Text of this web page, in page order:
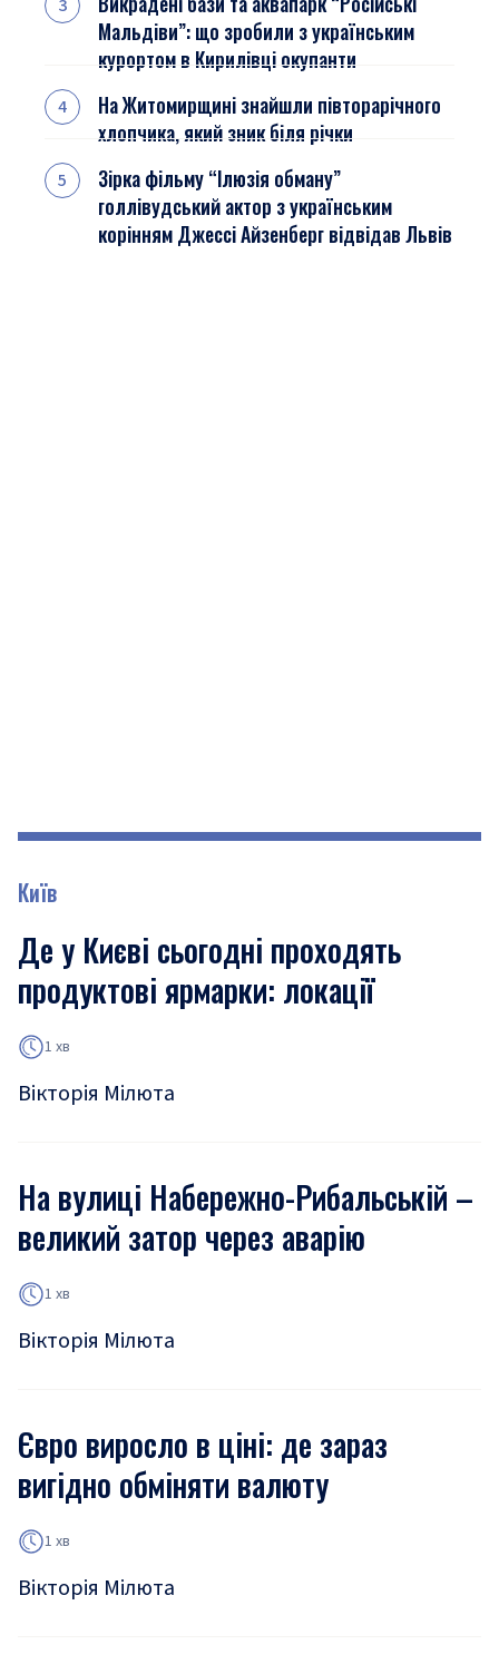
Мальдіви”: що зробили з українським
курортом в Кирилівці окупанти
На Житомирщині знайшли півторарічного
хлопчика, який зник біля річки
Зірка фільму “Ілюзія обману”
голлівудський актор з українським
корінням Джессі Айзенберг відвідав Львів
Київ
Де у Києві сьогодні проходять
продуктові ярмарки: локації
1 хв
Вікторія Мілюта
На вулиці Набережно-Рибальській –
великий затор через аварію
1 хв
Вікторія Мілюта
Євро виросло в ціні: де зараз
вигідно обміняти валюту
1 хв
Вікторія Мілюта